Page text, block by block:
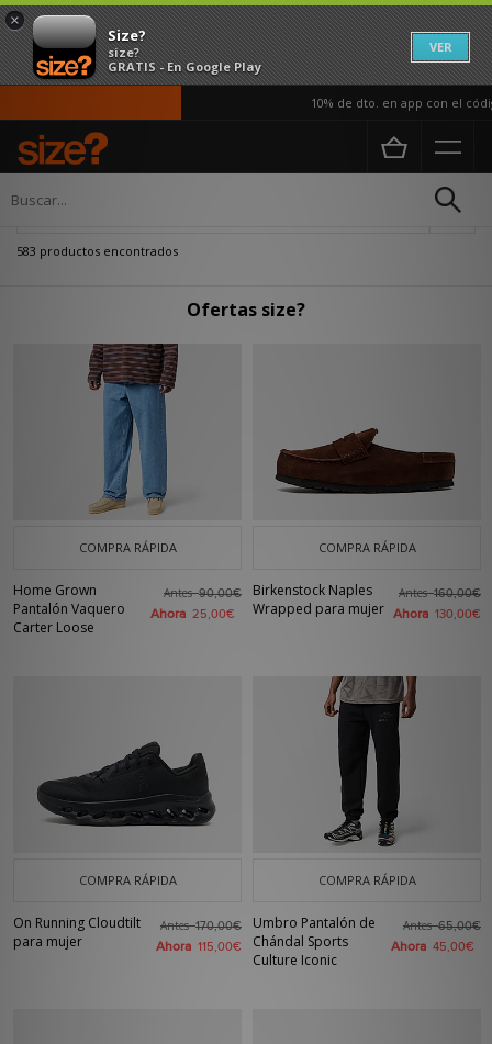
×
Size?
size?
GRATIS - En Google Play
VER
10% de dto. en app con el código
Página principal
583 productos encontrados
Ofertas size?
COMPRA RÁPIDA
Home Grown
Pantalón Vaquero
Carter Loose
Antes90,00€
Ahora 25,00€
COMPRA RÁPIDA
Birkenstock Naples
Wrapped para mujer
Antes160,00€
Ahora 130,00€
COMPRA RÁPIDA
On Running Cloudtilt
para mujer
Antes170,00€
Ahora 115,00€
COMPRA RÁPIDA
Umbro Pantalón de
Chándal Sports
Culture Iconic
Antes65,00€
Ahora 45,00€